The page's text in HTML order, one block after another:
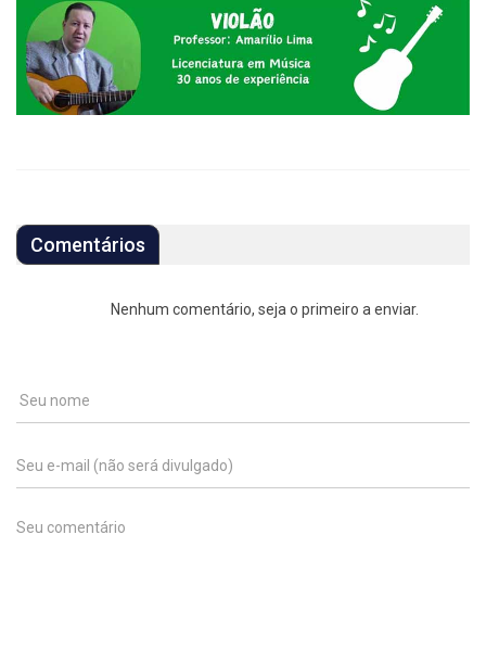
Comentários
Nenhum comentário, seja o primeiro a enviar.